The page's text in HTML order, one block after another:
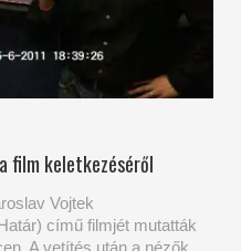
film keletkezéséről
Vojtek
című filmjét mutatták